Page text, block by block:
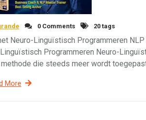
0 Comments 20 tags
Neuro-Linguïstisch Programmeren
Programmeren Neuro-
die steeds meer wordt
More